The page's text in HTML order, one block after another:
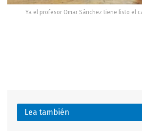
Ya el profesor Omar Sánchez tiene listo el
Lea también